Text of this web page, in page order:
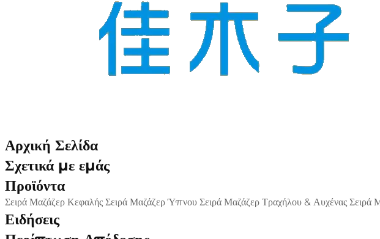
Αρχική Σελίδα
Σχετικά με εμάς
Προϊόντα
Σειρά Μαζάζερ Κεφαλής Σειρά Μαζάζερ Ύπνου Σειρά Μαζάζερ Τραχήλου & Αυχένας Σειρά
Ειδήσεις